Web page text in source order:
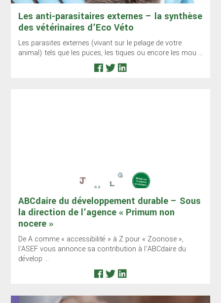
Les anti-parasitaires externes – la synthèse
des vétérinaires d’Eco Véto
Les parasites externes (vivant sur le pelage de votre
animal) tels que les puces, les tiques ou encore les mou ...
ABCdaire du développement durable – Sous
la direction de l’agence « Primum non
nocere »
De A comme « accessibilité » à Z pour « Zoonose »,
l'ASEF vous annonce sa contribution à l’ABCdaire du
dévelop ...